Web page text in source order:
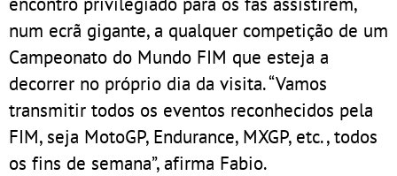
num ecrã gigante, a qualquer competição de um
Campeonato do Mundo FIM que esteja a
decorrer no próprio dia da visita. “Vamos
transmitir todos os eventos reconhecidos pela
FIM, seja MotoGP, Endurance, MXGP, etc., todos
os fins de semana”, afirma Fabio.